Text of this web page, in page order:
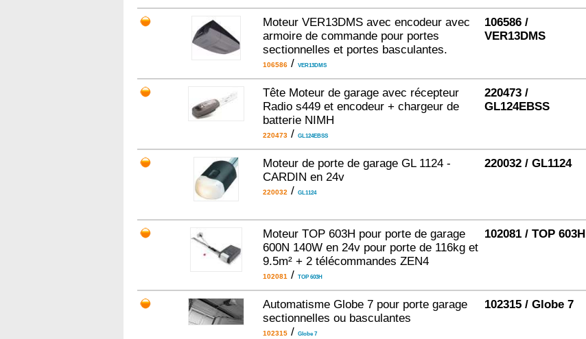
Moteur VER13DMS avec encodeur avec
armoire de commande pour portes
sectionnelles et portes basculantes.
106586/ VER13DMS
106586 /
VER13DMS
Tête Moteur de garage avec récepteur
Radio s449 et encodeur + chargeur de
batterie NIMH
220473/ GL124EBSS
220473 /
GL124EBSS
Moteur de porte de garage GL 1124 -
CARDIN en 24v
220032/ GL1124
220032 / GL1124
Moteur TOP 603H pour porte de garage
600N 140W en 24v pour porte de 116kg et
9.5m² + 2 télécommandes ZEN4
102081/ TOP 603H
102081 / TOP 603H
Automatisme Globe 7 pour porte garage
sectionnelles ou basculantes
102315/ Globe 7
102315 / Globe 7